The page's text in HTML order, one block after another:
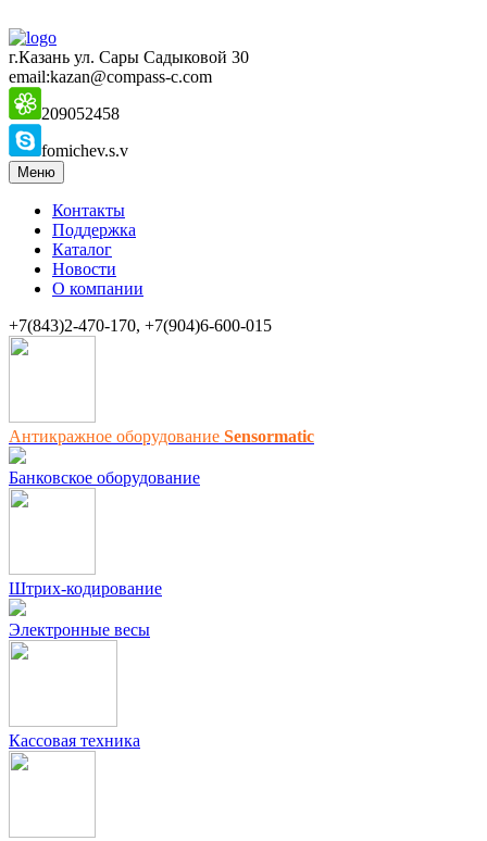
г.Казань ул. Сары Садыковой 30
email:kazan@compass-c.com
209052458
fomichev.s.v
Меню
Контакты
Поддержка
Каталог
Новости
О компании
+7(843)2-470-170, +7(904)6-600-015
Антикражное оборудование Sensormatic
Банковское оборудование
Штрих-кодирование
Электронные весы
Кассовая техника